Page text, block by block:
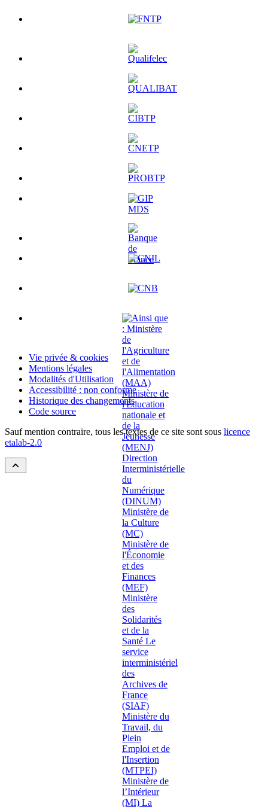
Vie privée & cookies
Mentions légales
Modalités d'Utilisation
Accessibilité : non conforme
Historique des changements
Code source
Sauf mention contraire, tous les textes de ce site sont sous licence
etalab-2.0